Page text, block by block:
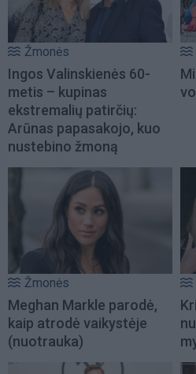
Žmonės
Ingos Valinskienės 60-
metis – kupinas
ekstremalių patirčių:
Arūnas papasakojo, kuo
nustebino žmoną
Žmonės
Meghan Markle parodė,
kaip atrodė vaikystėje
(nuotrauka)